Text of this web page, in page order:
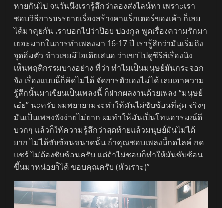
หายกันไป จนวันนึงเรารู้สึกว่าลองส่งไลน์หา เพราะเรา
ชอบวิธีการบรรยายเรื่องสร้างคาแร็กเตอร์ของเค้า ก็เลย
ได้มาคุยกัน เราบอกไปว่าป๊อบ ปองกูล พูดเรื่องความรักมา
เยอะมากในการทำเพลงมา 16-17 ปี เรารู้สึกว่ามันเริ่มถึง
จุดอิ่มตัว ข้าวเลยมีไอเดียเสนอ ว่าเขาไปดูซีรีส์เรื่องนึง
เห็นพฤติกรรมบางอย่าง ที่ว่า ทำไมเป็นมนุษย์มันกระจอก
จัง เรื่องแบบนี้ก็คิดไม่ได้ จัดการตัวเองไม่ได้ เลยเอาความ
รู้สึกนั้นมาเขียนเป็นเพลงนี้ ก็ฝากผลงานด้วยเพลง “มนุษย์
เอ๋ย” นะครับ ผมพยายามจะทำให้มันไม่ซับซ้อนที่สุด จริงๆ
มันเป็นเพลงฟังง่ายไม่ยาก ผมทำให้มันเป็นโทนอารมณ์ดี
บวกๆ แล้วก็ให้ความรู้สึกว่าสุดท้ายแล้วมนุษย์มันไม่ได้
ยาก ไม่ได้ซับซ้อนขนาดนั้น ถ้าคุณชอบเพลงนี้กดไลค์ กด
แชร์ ไม่ต้องซับซ้อนครับ แต่ถ้าไม่ชอบก็ทำให้มันซับซ้อน
ขึ้นมาหน่อยก็ได้ ขอบคุณครับ (หัวเราะ)”